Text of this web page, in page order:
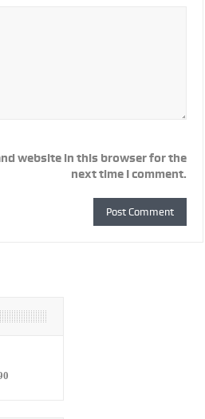
website in this browser for the
next time I comment.